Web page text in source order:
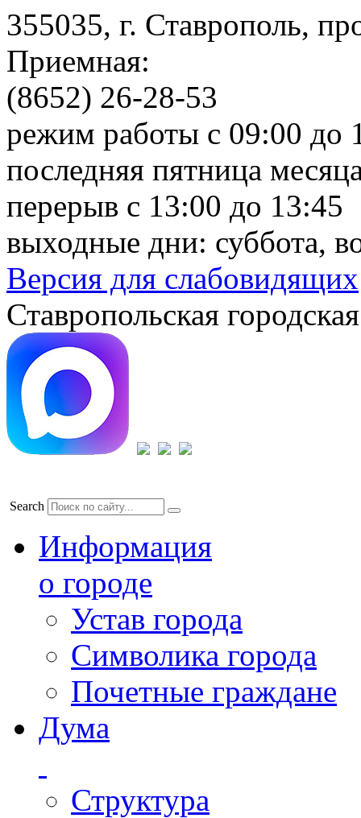
355035, г. Ставрополь,
Приемная:
(8652) 26-28-53
режим работы с 09:00 до
последняя пятница
перерыв с 13:00 до 13:45
выходные дни: суббота,
Версия для слабовидящих
Ставропольская
Search
Информация
о городе
Устав города
Символика города
Почетные граждане
Дума
Структура